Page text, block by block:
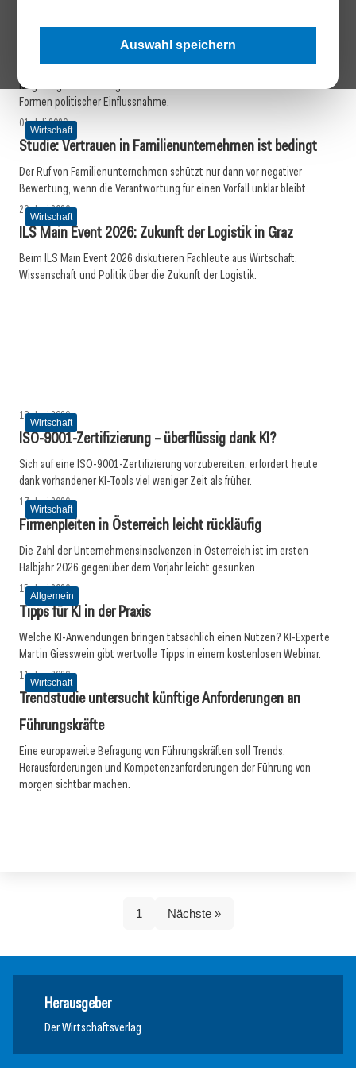
Auswahl speichern
Wirtschaft
WU-Studie: Innovationen sichern langfristiges Wachstum
Eine Studie der WU Wien zeigt, dass die Behinderung von Innovationen
langfristig stärkere Folgen für Wachstum und Wohlstand hat als andere
Formen politischer Einflussnahme.
Wirtschaft
01. Juli 2026
Studie: Vertrauen in Familienunternehmen ist bedingt
Der Ruf von Familienunternehmen schützt nur dann vor negativer
Bewertung, wenn die Verantwortung für einen Vorfall unklar bleibt.
Wirtschaft
29. Juni 2026
ILS Main Event 2026: Zukunft der Logistik in Graz
Beim ILS Main Event 2026 diskutieren Fachleute aus Wirtschaft,
Wissenschaft und Politik über die Zukunft der Logistik.
Wirtschaft
18. Juni 2026
ISO-9001-Zertifizierung – überflüssig dank KI?
Sich auf eine ISO-9001-Zertifizierung vorzubereiten, erfordert heute
dank vorhandener KI-Tools viel weniger Zeit als früher.
Wirtschaft
17. Juni 2026
Firmenpleiten in Österreich leicht rückläufig
Die Zahl der Unternehmensinsolvenzen in Österreich ist im ersten
Halbjahr 2026 gegenüber dem Vorjahr leicht gesunken.
Allgemein
15. Juni 2026
Tipps für KI in der Praxis
Welche KI-Anwendungen bringen tatsächlich einen Nutzen? KI-Experte
Martin Giesswein gibt wertvolle Tipps in einem kostenlosen Webinar.
Wirtschaft
11. Juni 2026
Trendstudie untersucht künftige Anforderungen an
Führungskräfte
Eine europaweite Befragung von Führungskräften soll Trends,
Herausforderungen und Kompetenzanforderungen der Führung von
morgen sichtbar machen.
1 Nächste »
Herausgeber
Der Wirtschaftsverlag